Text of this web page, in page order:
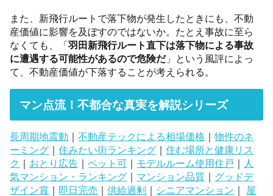
また、新飛行ルートで落下物が発生したときにも、不動
産価値に影響を及ぼすのではないか。たとえ事故に至ら
なくても、「羽田新飛行ルート直下は落下物による事故
に遭遇する可能性があるので危険だ」という風評によっ
て、不動産価値が下落することが考えられる。
マン点流！不都合な真実を解説シリーズ
長周期地震動 ｜不動産テックによる相場価格 ｜物件のネ
ーミング ｜住みたい街ランキング ｜住む場所と健康リス
ク ｜ おとり広告 ｜ペット可 ｜ モデルルーム使用住戸 ｜ 人
気マンション・ランキング ｜ マンション品質 ｜ グッドデ
ザイン賞 ｜ 即日完売 ｜供給過剰 ｜ シニアマンション ｜ 屋